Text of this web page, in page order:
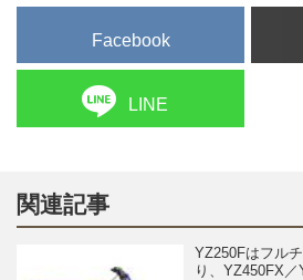
Facebook
LINE
関連記事
YZ250Fはフル
り、YZ450FX／